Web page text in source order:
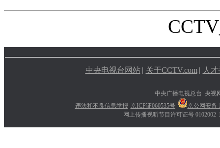
中央电视台网站 | 关于CCTV.com | 人
中央广播电视总台 央视
违法和不良信息举报 京ICP证060535号
京公网安备
网上传播视听节目许可证号 0102002